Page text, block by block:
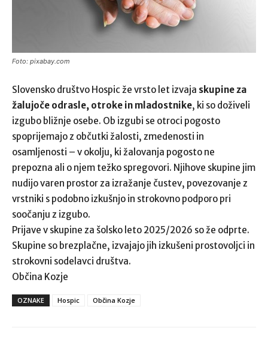
Foto: pixabay.com
Slovensko društvo Hospic že vrsto let izvaja skupine za
žalujoče odrasle, otroke in mladostnike, ki so doživeli
izgubo bližnje osebe. Ob izgubi se otroci pogosto
spoprijemajo z občutki žalosti, zmedenosti in
osamljenosti – v okolju, ki žalovanja pogosto ne
prepozna ali o njem težko spregovori. Njihove skupine jim
nudijo varen prostor za izražanje čustev, povezovanje z
vrstniki s podobno izkušnjo in strokovno podporo pri
soočanju z izgubo.
Prijave v skupine za šolsko leto 2025/2026 so že odprte.
Skupine so brezplačne, izvajajo jih izkušeni prostovoljci in
strokovni sodelavci društva.
Občina Kozje
OZNAKE Hospic Občina Kozje